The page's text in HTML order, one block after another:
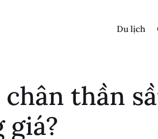
Du lịch
thần